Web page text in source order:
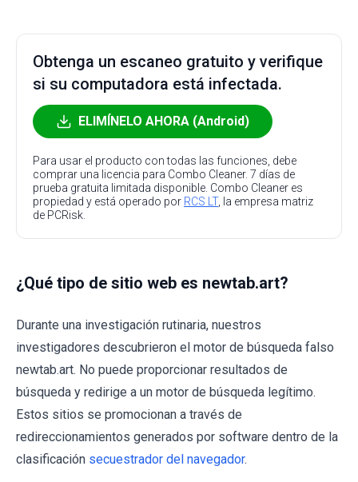
Obtenga un escaneo gratuito y verifique
si su computadora está infectada.
ELIMÍNELO AHORA (Android)
Para usar el producto con todas las funciones, debe
comprar una licencia para Combo Cleaner. 7 días de
prueba gratuita limitada disponible. Combo Cleaner es
propiedad y está operado por RCS LT, la empresa matriz
de PCRisk.
¿Qué tipo de sitio web es newtab.art?
Durante una investigación rutinaria, nuestros
investigadores descubrieron el motor de búsqueda falso
newtab.art. No puede proporcionar resultados de
búsqueda y redirige a un motor de búsqueda legítimo.
Estos sitios se promocionan a través de
redireccionamientos generados por software dentro de la
clasificación secuestrador del navegador.